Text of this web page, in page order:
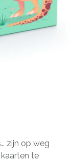
zijn op weg
te